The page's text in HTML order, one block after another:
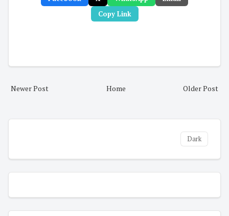
Copy Link
Newer Post Older Post
Home
Dark